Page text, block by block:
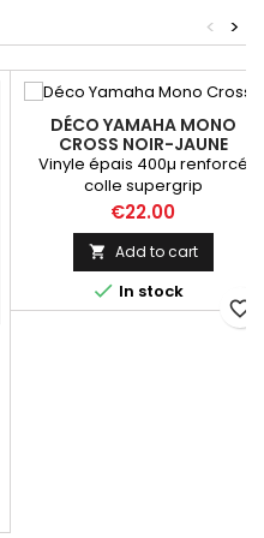
>
<
DÉCO YAMAHA MONO
CROSS NOIR-JAUNE
Vinyle épais 400µ renforcé
colle supergrip
Price
€22.00
 Add to cart
 In stock
favorite_border